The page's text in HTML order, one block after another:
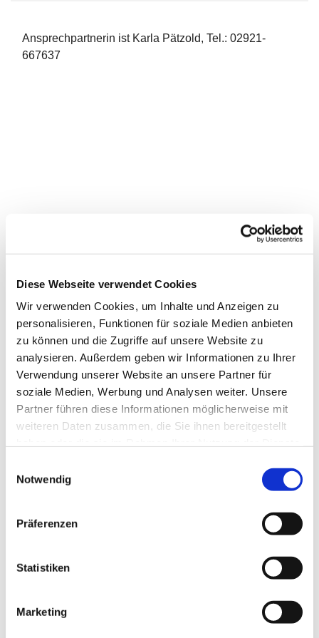
Diese Webseite verwendet Cookies
Wir verwenden Cookies, um Inhalte und Anzeigen zu
personalisieren, Funktionen für soziale Medien anbieten
zu können und die Zugriffe auf unsere Website zu
analysieren. Außerdem geben wir Informationen zu Ihrer
Verwendung unserer Website an unsere Partner für
soziale Medien, Werbung und Analysen weiter. Unsere
Partner führen diese Informationen möglicherweise mit
weiteren Daten zusammen, die Sie ihnen bereitgestellt
Notwendig
Präferenzen
Statistiken
Marketing
Ansprechpartnerin ist Karla Pätzold, Tel.: 02921-
667637
Dies könnte Sie auch
interessieren